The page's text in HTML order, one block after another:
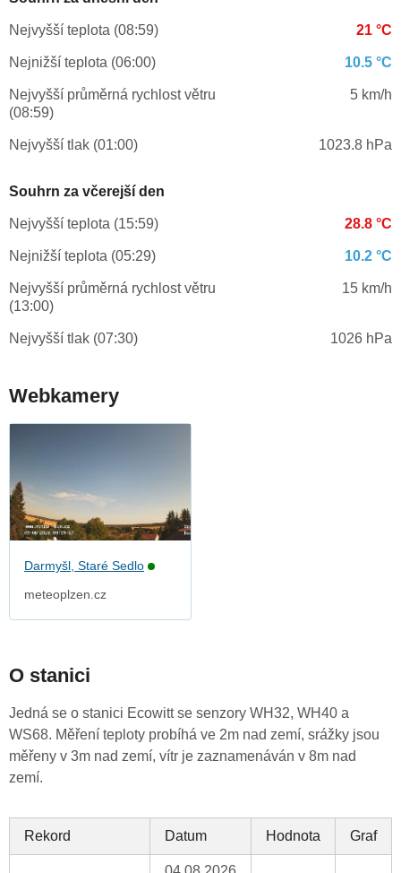
Nejvyšší teplota (08:59) 21 °C
Nejnižší teplota (06:00) 10.5 °C
Nejvyšší průměrná rychlost větru
(08:59)
5 km/h
Nejvyšší tlak (01:00) 1023.8 hPa
Souhrn za včerejší den
Nejvyšší teplota (15:59) 28.8 °C
Nejnižší teplota (05:29) 10.2 °C
Nejvyšší průměrná rychlost větru
(13:00)
15 km/h
Nejvyšší tlak (07:30) 1026 hPa
Webkamery
Darmyšl, Staré Sedlo
meteoplzen.cz
O stanici
Jedná se o stanici Ecowitt se senzory WH32, WH40 a
WS68. Měření teploty probíhá ve 2m nad zemí, srážky jsou
měřeny v 3m nad zemí, vítr je zaznamenáván v 8m nad
zemí.
Rekord Datum Hodnota Graf